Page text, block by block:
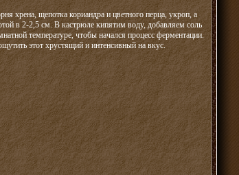
хрена, щепотка кориандра и цветного перца, укроп, а
в 2-2,5 см. В кастрюле кипятим воду, добавляем соль
температуре, чтобы начался процесс ферментации.
этот хрустящий и интенсивный на вкус.